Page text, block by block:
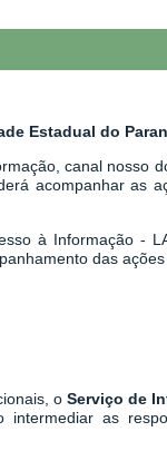
Estadual do
canal nosso
acompanhar as
à Informação -
das ações
o Serviço de
intermediar as